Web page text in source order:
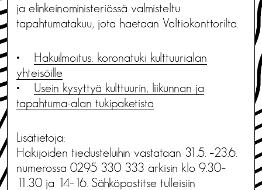
ja elinkeinoministeriössä valmisteltu
tapahtumatakuu, jota haetaan Valtiokonttorilta.
• Hakuilmoitus: koronatuki kulttuurialan
yhteisöille
• Usein kysyttyä kulttuurin, liikunnan ja
tapahtuma-alan tukipaketista
Lisätietoja:
Hakijoiden tiedusteluihin vastataan 31.5. –23.6.
numerossa 0295 330 333 arkisin klo 9.30–
11.30 ja 14–16. Sähköpostitse tulleisiin